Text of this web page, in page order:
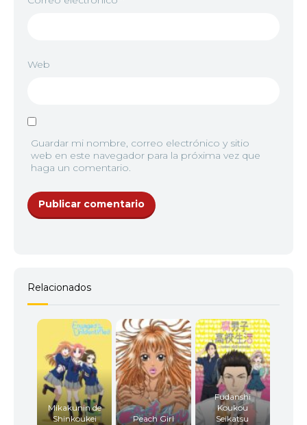
Web
Guardar mi nombre, correo electrónico y sitio
web en este navegador para la próxima vez que
haga un comentario.
Relacionados
Mikakunin de
Shinkoukei
Peach Girl
Fudanshi
Koukou
Seikatsu